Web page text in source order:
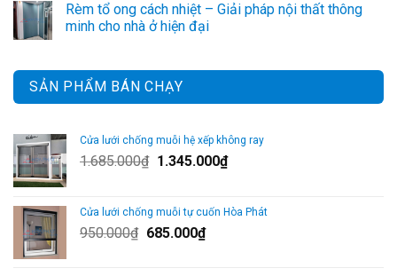
Rèm tổ ong cách nhiệt – Giải pháp nội thất thông
minh cho nhà ở hiện đại
SẢN PHẨM BÁN CHẠY
Cửa lưới chống muỗi hệ xếp không ray
1.685.000₫ Giá
1.685.000₫.
1.345.000₫Giá
là:
Cửa lưới chống muỗi tự cuốn Hòa Phát
950.000₫ Giá
685.000₫Giá